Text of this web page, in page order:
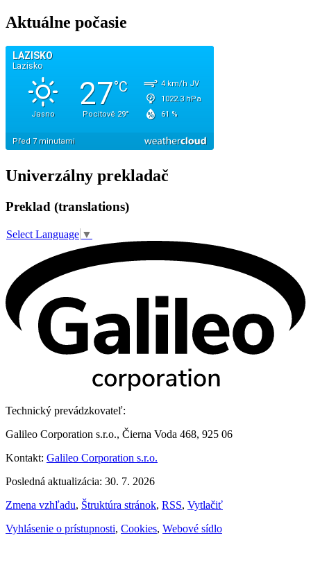
Aktuálne počasie
Univerzálny prekladač
Preklad (translations)
Select Language ▼
Technický prevádzkovateľ:
Galileo Corporation s.r.o., Čierna Voda 468, 925 06
Kontakt: Galileo Corporation s.r.o.
Posledná aktualizácia: 30. 7. 2026
Zmena vzhľadu, Štruktúra stránok, RSS, Vytlačiť
Vyhlásenie o prístupnosti, Cookies, Webové sídlo